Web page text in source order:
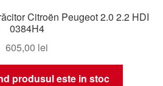
Citroën Peugeot 2.0 2.2 HDI
0384H4
605,00 lei
produsul este in stoc